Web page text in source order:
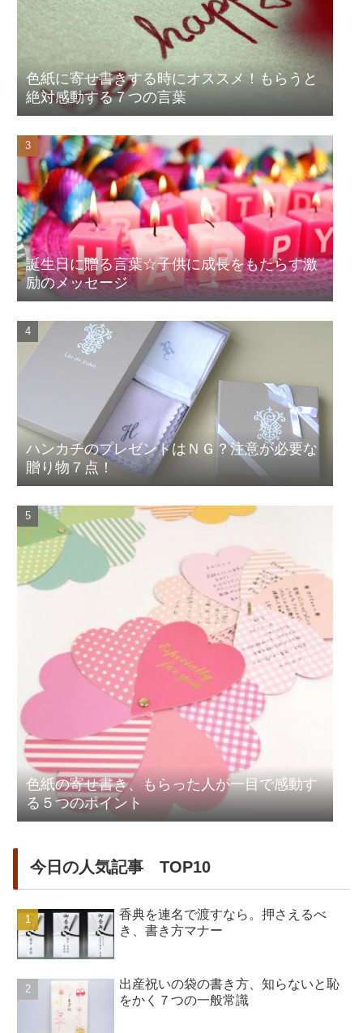
色紙に寄せ書きする時にオススメ！もらうと
絶対感動する７つの言葉
誕生日に贈る言葉☆子供に成長をもたらす激
励のメッセージ
ハンカチのプレゼントはＮＧ？注意が必要な
贈り物７点！
色紙の寄せ書き、もらった人が一目で感動す
る５つのポイント
今日の人気記事 TOP10
香典を連名で渡すなら。押さえるべ
き、書き方マナー
出産祝いの袋の書き方、知らないと恥
をかく７つの一般常識